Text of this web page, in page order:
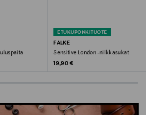
ETUKUPONKITUOTE
FALKE
Sensitive London -nilkkasukat
Original Price
19,90 €